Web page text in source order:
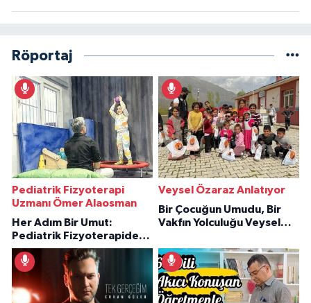
Röportaj
Pediatrik Fizyoterapi
Uzmanı Ömer Alaosman
Her Adım Bir Umut:
Pediatrik Fizyoterapiden
İlham Veren Hikâyeler
Veysel Özaraz Anlatıyor
Bir Çocuğun Umudu, Bir
Vakfın Yolculuğu Veysel